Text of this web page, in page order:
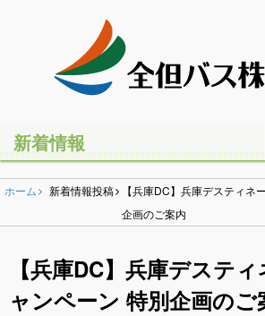
初めての方
乗合バス（路線バス・高速バス）
一般路線バス
コミュニティバス
新着情報
ホーム 新着情報投稿
【兵庫DC】兵庫デスティネ
企画のご案内
【兵庫DC】兵庫デステ
ャンペーン 特別企画のご